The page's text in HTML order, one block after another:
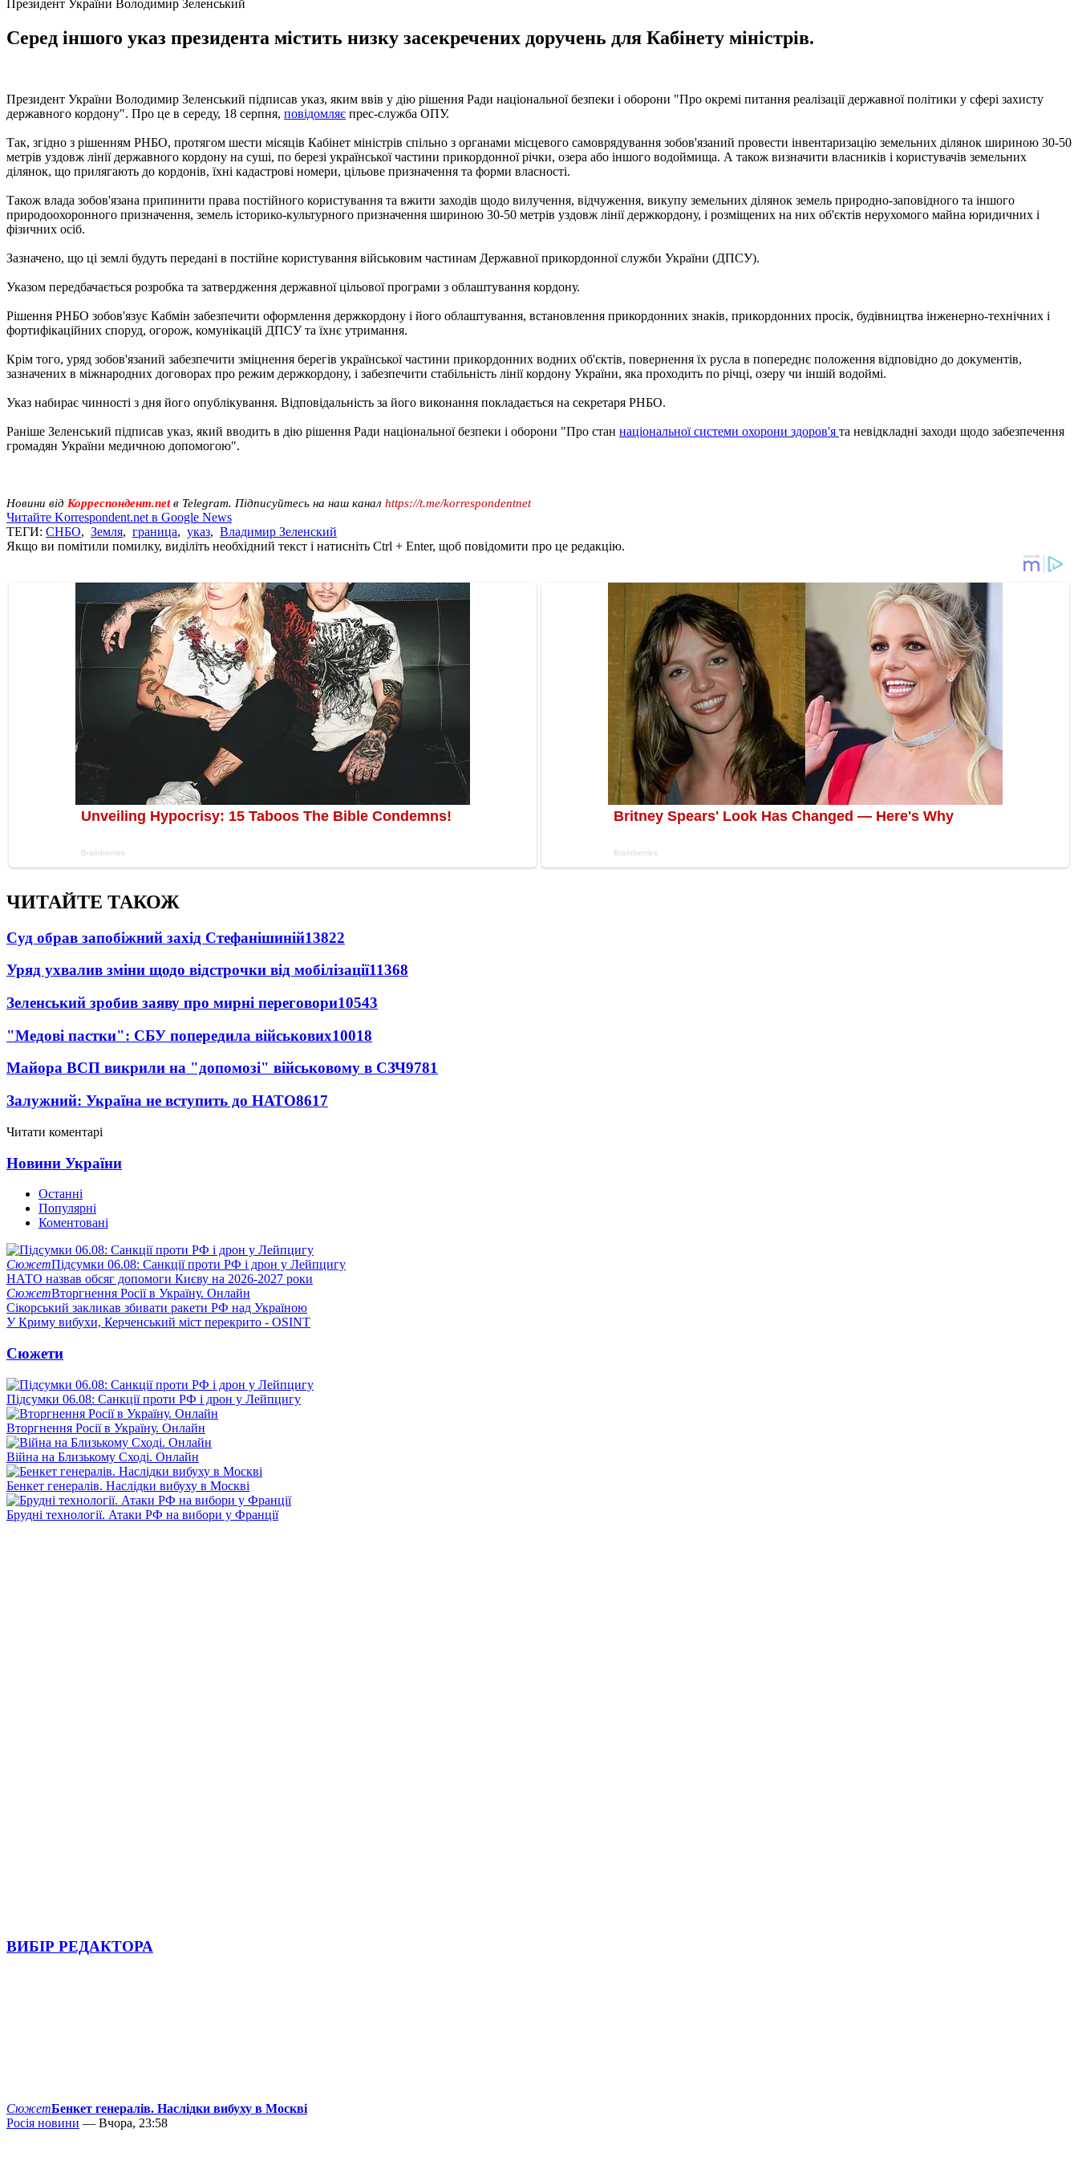
Президент України Володимир Зеленський
Серед іншого указ президента містить низку засекречених доручень для Кабінету міністрів.
Президент України Володимир Зеленський підписав указ, яким ввів у дію рішення Ради національної безпеки і оборони "Про окремі питання реалізації державної політики у сфері захисту
державного кордону". Про це в середу, 18 серпня, повідомляє прес-служба ОПУ.
Так, згідно з рішенням РНБО, протягом шести місяців Кабінет міністрів спільно з органами місцевого самоврядування зобов'язаний провести інвентаризацію земельних ділянок шириною 30-50
метрів уздовж лінії державного кордону на суші, по березі української частини прикордонної річки, озера або іншого водоймища. А також визначити власників і користувачів земельних
ділянок, що прилягають до кордонів, їхні кадастрові номери, цільове призначення та форми власності.
Також влада зобов'язана припинити права постійного користування та вжити заходів щодо вилучення, відчуження, викупу земельних ділянок земель природно-заповідного та іншого
природоохоронного призначення, земель історико-культурного призначення шириною 30-50 метрів уздовж лінії держкордону, і розміщених на них об'єктів нерухомого майна юридичних і
фізичних осіб.
Зазначено, що ці землі будуть передані в постійне користування військовим частинам Державної прикордонної служби України (ДПСУ).
Указом передбачається розробка та затвердження державної цільової програми з облаштування кордону.
Рішення РНБО зобов'язує Кабмін забезпечити оформлення держкордону і його облаштування, встановлення прикордонних знаків, прикордонних просік, будівництва інженерно-технічних і
фортифікаційних споруд, огорож, комунікацій ДПСУ та їхнє утримання.
Крім того, уряд зобов'язаний забезпечити зміцнення берегів української частини прикордонних водних об'єктів, повернення їх русла в попереднє положення відповідно до документів,
зазначених в міжнародних договорах про режим держкордону, і забезпечити стабільність лінії кордону України, яка проходить по річці, озеру чи іншій водоймі.
Указ набирає чинності з дня його опублікування. Відповідальність за його виконання покладається на секретаря РНБО.
Раніше Зеленський підписав указ, який вводить в дію рішення Ради національної безпеки і оборони "Про стан національної системи охорони здоров'я та невідкладні заходи щодо забезпечення
громадян України медичною допомогою".
Новини від Корреспондент.netв Telegram. Підписуйтесь на наш канал https://t.me/korrespondentnet
Читайте Korrespondent.net в Google News
ТЕГИ: СНБО, Земля, граница, указ, Владимир Зеленский
Якщо ви помітили помилку, виділіть необхідний текст і натисніть Ctrl + Enter, щоб повідомити про це редакцію.
ЧИТАЙТЕ ТАКОЖ
Суд обрав запобіжний захід Стефанішиній13822
Уряд ухвалив зміни щодо відстрочки від мобілізації11368
Зеленський зробив заяву про мирні переговори10543
"Медові пастки": СБУ попередила військових10018
Майора ВСП викрили на "допомозі" військовому в СЗЧ9781
Залужний: Україна не вступить до НАТО8617
Читати коментарі
Новини України
Останні
Популярні
Коментовані
СюжетПідсумки 06.08: Санкції проти РФ і дрон у Лейпцигу
НАТО назвав обсяг допомоги Києву на 2026-2027 роки
СюжетВторгнення Росії в Україну. Онлайн
Сікорський закликав збивати ракети РФ над Україною
У Криму вибухи, Керченський міст перекрито - OSINT
Сюжети
Підсумки 06.08: Санкції проти РФ і дрон у Лейпцигу
Вторгнення Росії в Україну. Онлайн
Війна на Близькому Сході. Онлайн
Бенкет генералів. Наслідки вибуху в Москві
Брудні технології. Атаки РФ на вибори у Франції
ВИБІР РЕДАКТОРА
СюжетБенкет генералів. Наслідки вибуху в Москві
Росія новини — Вчора, 23:58